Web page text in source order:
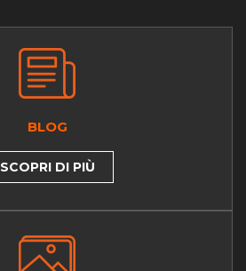
BLOG
SCOPRI DI PIÙ